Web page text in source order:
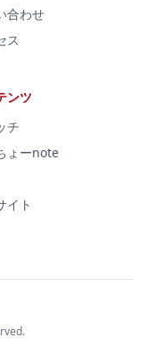
合わせ
ス
ンツ
チ
ょーnote
イト